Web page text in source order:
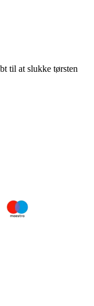
til at slukke tørsten